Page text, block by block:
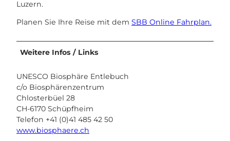
Luzern.
Planen Sie Ihre Reise mit dem SBB Online Fahrplan.
Weitere Infos / Links
UNESCO Biosphäre Entlebuch
c/o Biosphärenzentrum
Chlosterbüel 28
CH-6170 Schüpfheim
Telefon +41 (0)41 485 42 50
www.biosphaere.ch